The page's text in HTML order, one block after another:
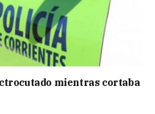
mientras cortaba